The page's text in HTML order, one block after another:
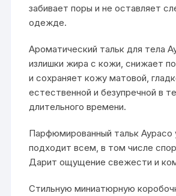
забивает поры и не оставляет
одежде.
Ароматический тальк для тела
излишки жира с кожи, снижает
и сохраняет кожу матовой,
естественной и безупречной в
длительного времени.
Парфюмированный тальк Аурасо
подходит всем, в том числе
Дарит ощущение свежести и
Стильную миниатюрную